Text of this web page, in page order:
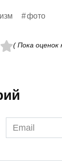
фото
( Пока оценок
Email
*